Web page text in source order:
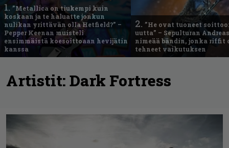
1. ”Metallica on tiukempi kuin
koskaan ja te haluatte jonkun
nulikan yrittävän olla Hetfield?” –
Pepper Keenan muisteli
ensimmäistä koesoittoaan hevijätin
kanssa
2. ”He ovat tuoneet
uutta” – Sepulturan
nimeää bändin, jonka riffit
tehneet vaikutuksen
Artistit: Dark Fortress